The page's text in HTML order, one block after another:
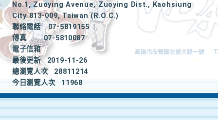
No.1, Zuoying Avenue, Zuoying Dist., Kaohsiung
City 813-009, Taiwan (R.O.C.)
聯絡電話
07-5819155
|
傳真
07-5810087
電子信箱
最後更新
2019-11-26
總瀏覽人次
28811214
今日瀏覽人次
11968